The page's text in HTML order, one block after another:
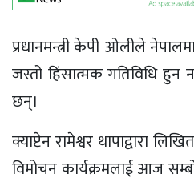
प्रधानमन्त्री केपी ओलीले
जस्तो हिंसात्मक गतिविधि
छन्।
क्याप्टेन रामेश्वर थापाद्वारा
विमोचन कार्यक्रमलाई आज